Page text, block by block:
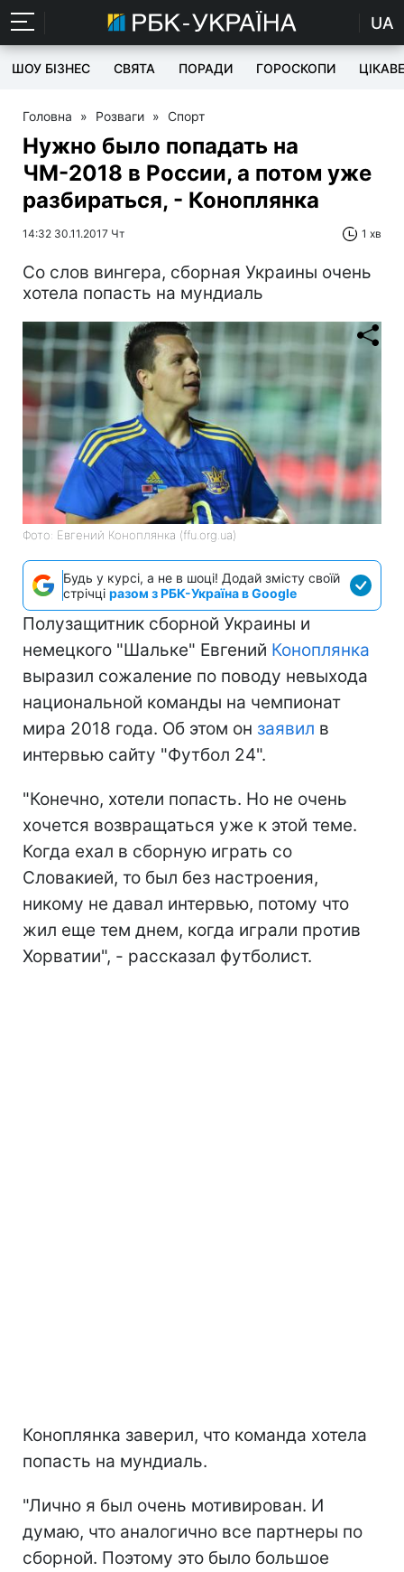
UA
ШОУ БІЗНЕС СВЯТА ПОРАДИ ГОРОСКОПИ ЦІКАВЕ
Головна » Розваги » Спорт
Нужно было попадать на
ЧМ-2018 в России, а потом уже
разбираться, - Коноплянка
14:32 30.11.2017 Чт 1 хв
Со слов вингера, сборная Украины очень
хотела попасть на мундиаль
Фото: Евгений Коноплянка (ffu.org.ua)
Будь у курсі, а не в шоці! Додай змісту своїй
стрічці разом з РБК-Україна в Google
Полузащитник сборной Украины и
немецкого "Шальке" Евгений Коноплянка
выразил сожаление по поводу невыхода
национальной команды на чемпионат
мира 2018 года. Об этом он заявил в
интервью сайту "Футбол 24".
"Конечно, хотели попасть. Но не очень
хочется возвращаться уже к этой теме.
Когда ехал в сборную играть со
Словакией, то был без настроения,
никому не давал интервью, потому что
жил еще тем днем, когда играли против
Хорватии", - рассказал футболист.
Коноплянка заверил, что команда хотела
попасть на мундиаль.
"Лично я был очень мотивирован. И
думаю, что аналогично все партнеры по
сборной. Поэтому это было большое